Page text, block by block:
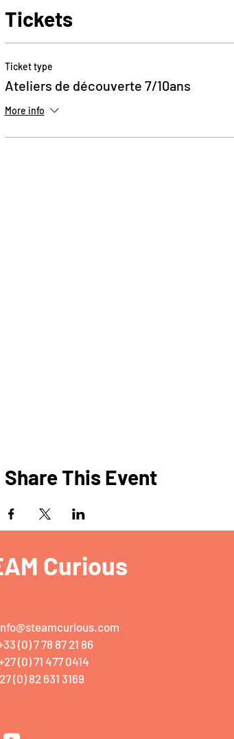
Tickets
Ticket type
Ateliers de découverte 7/10ans
More info
Share This Event
Curious
(0) 7 78 87 21 86
(0) 71 477 0414
82 631 3169